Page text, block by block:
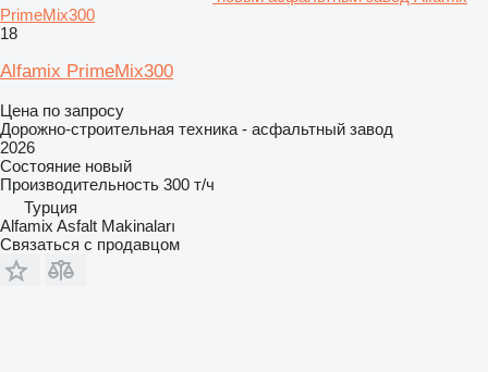
PrimeMix300
18
Alfamix PrimeMix300
Цена по запросу
Дорожно-строительная техника - асфальтный завод
2026
Состояние новый
Производительность 300 т/ч
Турция
Alfamix Asfalt Makinaları
Связаться с продавцом